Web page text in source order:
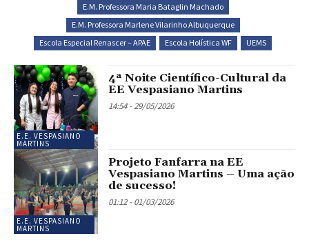
E.M. Professora Maria Bataglin Machado
E.M. Professora Marlene Vilarinho Albuquerque
Escola Especial Renascer – APAE
Escola Holística WF UEMS
E.E. VESPASIANO
MARTINS
4ª Noite Científico-Cultural da
EE Vespasiano Martins
14:54 - 29/05/2026
E.E. VESPASIANO
MARTINS
Projeto Fanfarra na EE
Vespasiano Martins – Uma ação
de sucesso!
01:12 - 01/03/2026